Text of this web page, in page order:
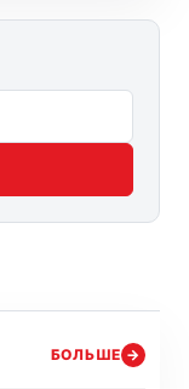
БОЛЬШЕ →